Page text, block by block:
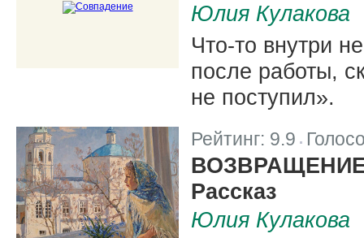
Юлия Кулакова
Что-то внутри
после работы,
не поступил».
Рейтинг: 9.9
Рассказ
Юлия Кулакова